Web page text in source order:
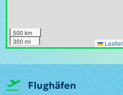
500 km
300 mi
Leaflet
Flughäfen